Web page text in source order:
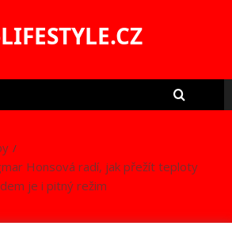
Honsová radí, jak přežít teploty
je i pitný režim